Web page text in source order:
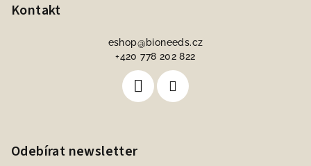
Kontakt
eshop@bioneeds.cz
+420 778 202 822
Odebírat newsletter